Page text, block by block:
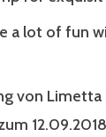
a lot of fun
von